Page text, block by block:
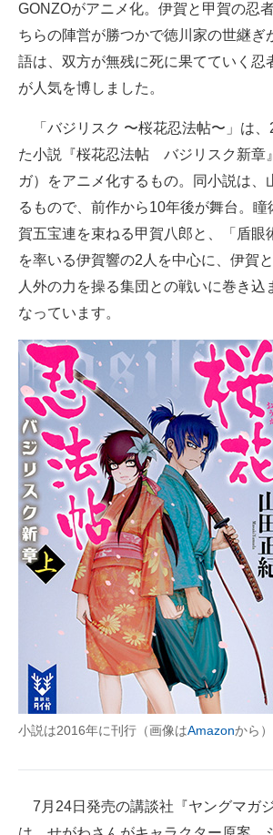
GONZOがアニメ化。伊賀と甲賀の忍
ちらの陣営が勝つかで徳川家の世継ぎ
語は、双方が無残に死に果てていく忍
が人気を博しました。
「バジリスク 〜桜花忍法帖〜」は、
た小説『桜花忍法帖 バジリスク新章
ガ）をアニメ化するもの。同小説は、
るもので、前作から10年後が舞台。瞳
賀五宝連を束ねる甲賀八郎と、「盾眼
を率いる伊賀響の2人を中心に、伊賀
人外の力を操る集団との戦いに巻き込
なっています。
小説は2016年に刊行（画像はAmazonから）
7月24日発売の講談社『ヤングマガ